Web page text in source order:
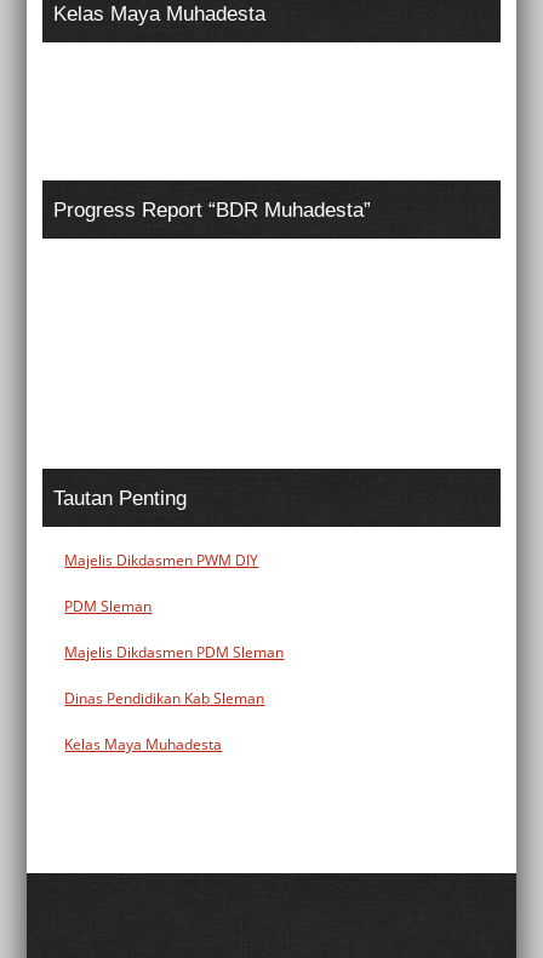
Kelas Maya Muhadesta
Progress Report “BDR Muhadesta”
Tautan Penting
Majelis Dikdasmen PWM DIY
PDM Sleman
Majelis Dikdasmen PDM Sleman
Dinas Pendidikan Kab Sleman
Kelas Maya Muhadesta